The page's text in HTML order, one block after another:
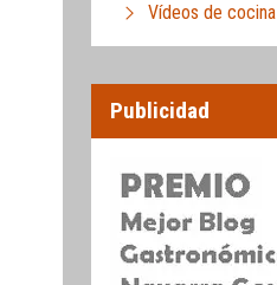
Vídeos de cocina
Publicidad